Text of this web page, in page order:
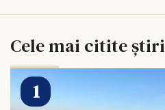
Cele mai citite știri